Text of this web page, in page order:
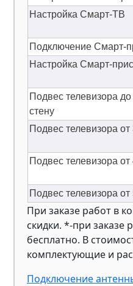
Настройка Смарт-ТВ
Подключение Смарт-
Настройка Смарт-
Подвес телевизора
стену
Подвес телевизора
Подвес телевизора
Подвес телевизора от
При заказе работ в
скидки. *-при заказе
бесплатно. В
комплектующие и
Подключение